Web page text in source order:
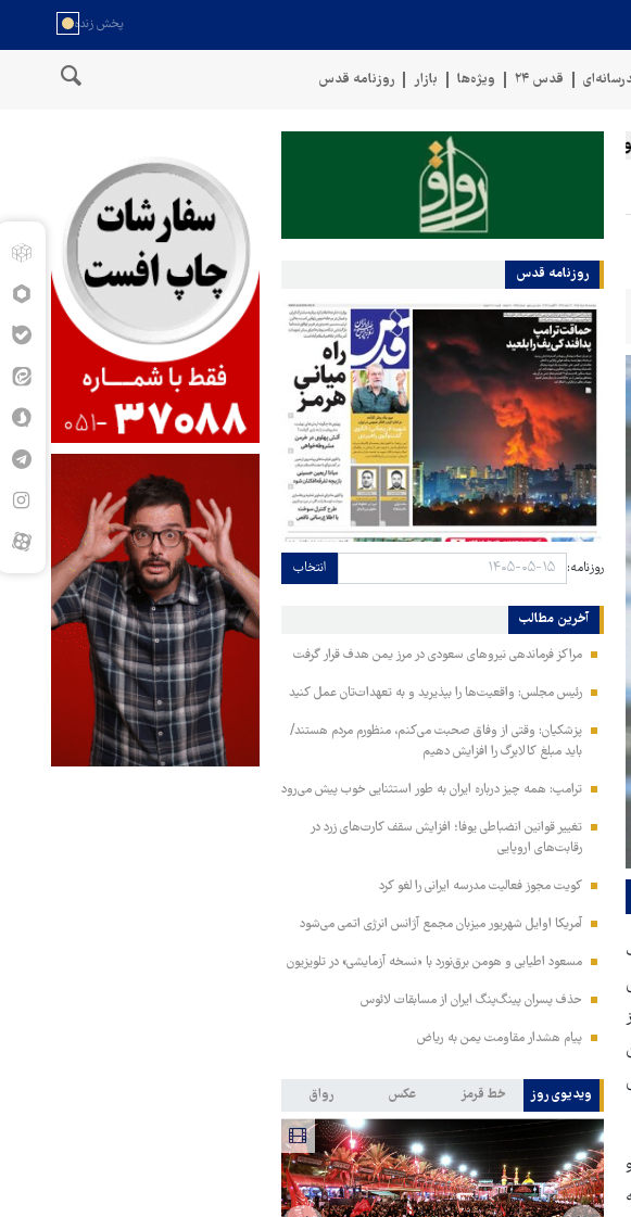
قدس ۲۴ ویژه‌ها بازار روزنامه قدس
دریایی در سواحل عمان
روزنامه قدس
روزنامه: انتخاب
آخرین مطالب
مراکز فرماندهی نیروهای سعودی در مرز یمن هدف قرار گرفت
رئیس مجلس: واقعیت‌ها را بپذیرید و به تعهدات‌تان عمل کنید
پزشکیان: وقتی از وفاق صحبت می‌کنم، منظورم مردم هستند/
باید مبلغ کالابرگ را افزایش دهیم
ترامپ: همه چیز درباره ایران به طور استثنایی خوب پیش می‌رود
تغییر قوانین انضباطی یوفا؛ افزایش سقف کارت‌های زرد در
رقابت‌های اروپایی
کویت مجوز فعالیت مدرسه ایرانی را لغو کرد
آمریکا اوایل شهریور میزبان مجمع آژانس انرژی اتمی می‌شود
مسعود اطیابی و هومن برق‌نورد با «نسخه آزمایشی» در تلویزیون
حذف پسران پینگ‌پنگ ایران از مسابقات لائوس
پیام هشدار مقاومت یمن به ریاض
ویدیوی روز خط قرمز عکس رواق